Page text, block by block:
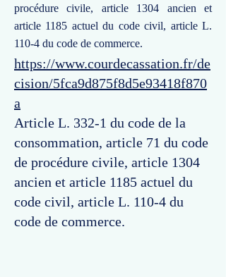
procédure civile, article 1304 ancien et
article 1185 actuel du code civil, article L.
110-4 du code de commerce.
https://www.courdecassation.fr/de
cision/5fca9d875f8d5e93418f870
a
Article L. 332-1 du code de la
consommation, article 71 du code
de procédure civile, article 1304
ancien et article 1185 actuel du
code civil, article L. 110-4 du
code de commerce.